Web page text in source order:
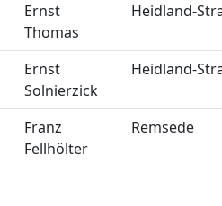
Ernst
Thomas
Heidland-
Ernst
Solnierzick
Heidland-
Franz
Fellhölter
Remsede